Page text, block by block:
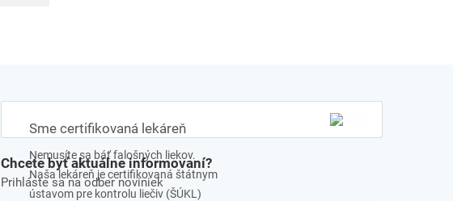
Sme certifikovaná lekáreň
Nemusíte sa báť falošných liekov.
Naša lekáreň je certifikovaná štátnym
ústavom pre kontrolu liečiv (ŠÚKL)
Chcete byť aktuálne informovaní?
Prihláste sa na odber noviniek